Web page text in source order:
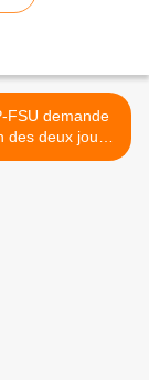
FSU demande
des deux jours
à